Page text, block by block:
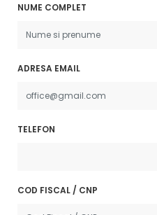
NUME COMPLET
ADRESA EMAIL
TELEFON
COD FISCAL / CNP